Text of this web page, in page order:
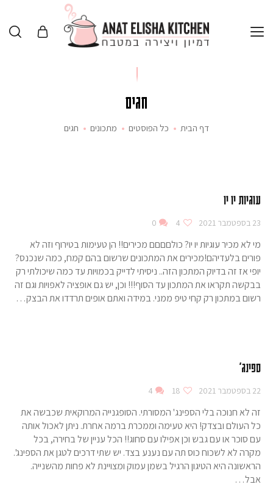
חגים
דף הבית כל הפוסטים מתכונים חגים
עוגיות יו יו
23 בספטמבר 2021 4
0
מי לא מכיר עוגיות יו יו? כולםםםם מכירים!! הן טעימות בטירוף וזה לא
פורים בלעדיהם!מכירים את המתכונים שרשום בהם קמח, כמה שנכנס?
יופי אז זה בדיוק המתכון הזה.. ניסיתי לדייק בכמויות עד כמה שיכולתי רק
בבקשה תקראו את המתכון עד הסוף!!! וכן, יש גם אופציה לאפויות וגם זה
רשום במתכון רק קחי טיפ ממני. במידה ואתם אופים תרדדו את הבצק…
ספינג'
22 בספטמבר 2021 18
4
זה לא חנוכה בלי הספינג' המסורתי. הסופגנייה המרוקאית שכבשה את
כל העולם ובצדק! היא טעימה וממכרת ברמה אחרת. ניתן לאכול אותה
עם סוכר או עם גבש וכן אפילו עם סחוג!! הכל עניין של בחירה, בכל
מקרה לא לשכוח כוס תה עם נענע בצד. יש שתי דרכים לטגן את הספינג'.
הראשונה היא הטיגון הרגיל בשמן עמוק ומצויינת לא פחות מהשנייה.
אבל…